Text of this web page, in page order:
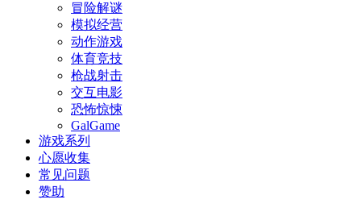
冒险解谜
模拟经营
动作游戏
体育竞技
枪战射击
交互电影
恐怖惊悚
GalGame
游戏系列
心愿收集
常见问题
赞助